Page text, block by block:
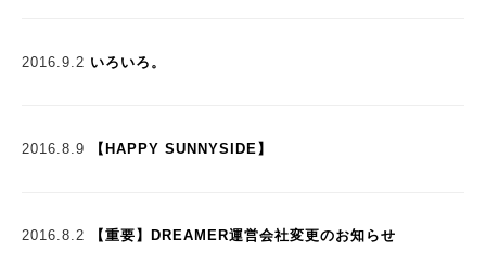
2016.9.2 いろいろ。
2016.8.9 【HAPPY SUNNYSIDE】
2016.8.2 【重要】DREAMER運営会社変更のお知らせ